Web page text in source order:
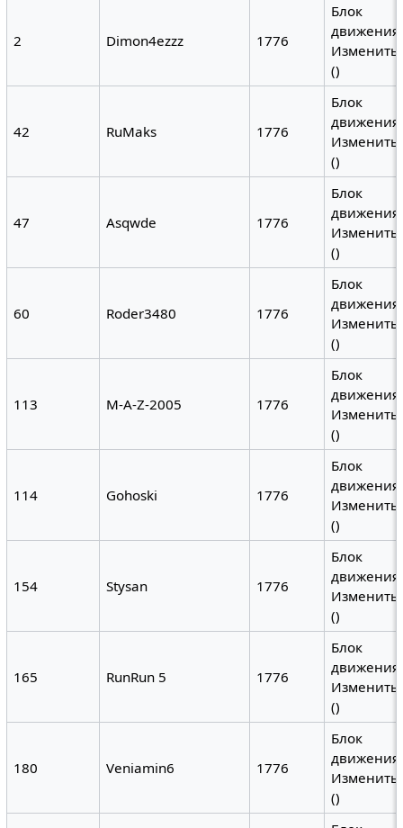
2 Dimon4ezzz 1776
Блок
Изменить
()
42 RuMaks 1776
Блок
Изменить
()
47 Asqwde 1776
Блок
Изменить
()
60 Roder3480 1776
Блок
Изменить
()
113 M-A-Z-2005 1776
Блок
Изменить
()
114 Gohoski 1776
Блок
Изменить
()
154 Stysan 1776
Блок
Изменить
()
165 RunRun 5 1776
Блок
Изменить
()
180 Veniamin6 1776
Блок
Изменить
()